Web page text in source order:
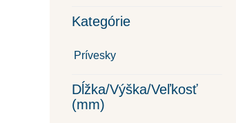
Kategórie
Prívesky
Dĺžka/Výška/Veľkosť
(mm)